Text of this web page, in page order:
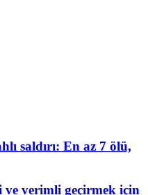
saldırı: En az 7 ölü,
verimli geçirmek için